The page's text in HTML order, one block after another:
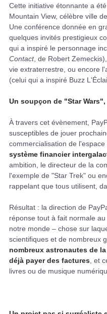
Cette initiative étonnante a
Mountain View, célèbre ville
Une conférence donnée en
quelques invités prestigieux
qui a inspiré le personnage
Contact, de Robert
vie extraterrestre, ou encore
(celui qui a inspiré Buzz
Un soupçon de "Star
À travers cet évènement,
susceptibles de jouer
commercialisation de l'espace
système financier
ambition, le directeur de la
l'exemple de "Star Trek" ou
rappelant que tous utilisent,
Résultat : la direction de
réponse tout à fait normale
notre monde – chose sur
scientifiques et de nombreux
nombreux astronautes de
déjà payer des factures , et
livres ou de musique